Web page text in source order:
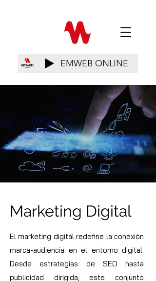
EMWEB ONLINE
Marketing Digital
El marketing digital redefine la conexión
marca-audiencia en el entorno digital.
Desde estrategias de SEO hasta
publicidad dirigida, este conjunto